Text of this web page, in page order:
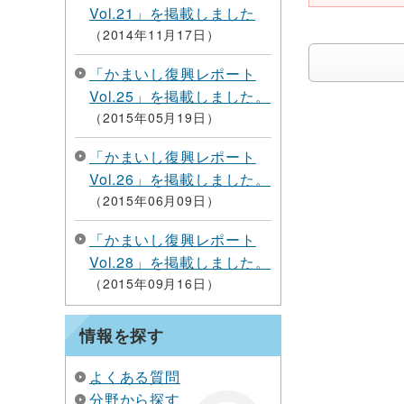
Vol.21」を掲載しました
2014年11月17日
「かまいし復興レポート
Vol.25」を掲載しました。
2015年05月19日
「かまいし復興レポート
Vol.26」を掲載しました。
2015年06月09日
「かまいし復興レポート
Vol.28」を掲載しました。
2015年09月16日
情報を探す
よくある質問
分野から探す